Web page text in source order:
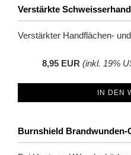
Verstärkte
Verstärkter Handflächen-
8,95 EUR (inkl. 19%
IN DEN
Burnshield Brandwunden-